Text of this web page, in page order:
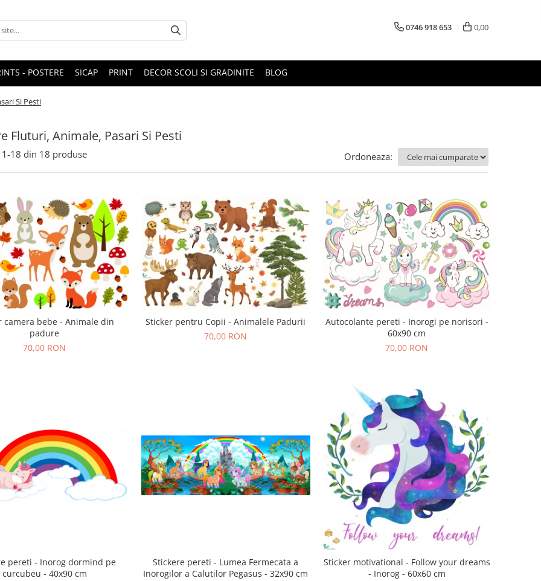
0746 918 653 0,00
- POSTERE SICAP PRINT DECOR SCOLI SI GRADINITE BLOG
Si Pesti
Fluturi, Animale, Pasari Si Pesti
1-18 din 18 produse Ordoneaza:
camera bebe - Animale din
padure
70,00 RON
Sticker pentru Copii - Animalele Padurii
70,00 RON
Autocolante pereti - Inorogi pe norisori -
60x90 cm
70,00 RON
pereti - Inorog dormind pe
curcubeu - 40x90 cm
Stickere pereti - Lumea Fermecata a
Inorogilor a Calutilor Pegasus - 32x90 cm
Sticker motivational - Follow your dreams
- Inorog - 60x60 cm